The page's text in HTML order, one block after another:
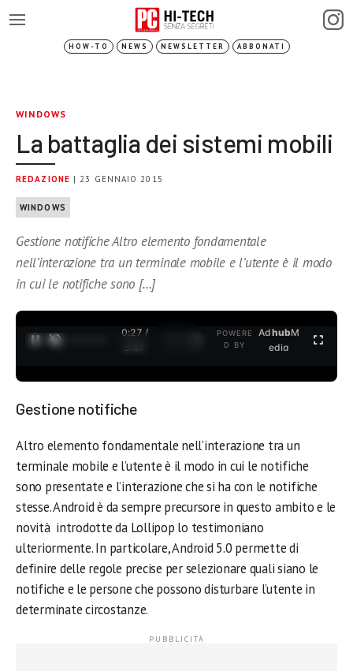
HOW-TO NEWS NEWSLETTER ABBONATI
WINDOWS
La battaglia dei sistemi mobili
REDAZIONE | 23 GENNAIO 2015
WINDOWS
Gestione notifiche Altro elemento fondamentale
nell’interazione tra un terminale mobile e l’utente è il modo
in cui le notifiche sono […]
0:28 /
3:37
POWERE
D BY
AdhubM
edia
Gestione notifiche
Altro elemento fondamentale nell’interazione tra un
terminale mobile e l’utente è il modo in cui le notifiche
sono presentate e l’interazione che si ha con le notifiche
stesse. Android è da sempre precursore in questo ambito e le
novità introdotte da Lollipop lo testimoniano
ulteriormente. In particolare, Android 5.0 permette di
definire delle regole precise per selezionare quali siano le
notifiche e le persone che possono disturbare l’utente in
determinate circostanze.